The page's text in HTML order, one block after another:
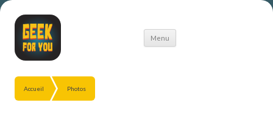
Menu
Aller
Accueil Photos